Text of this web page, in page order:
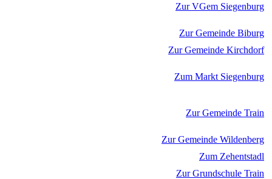
Zur VGem Siegenburg
Zur Gemeinde Biburg
Zur Gemeinde Kirchdorf
Zum Markt Siegenburg
Zur Gemeinde Train
Zur Gemeinde Wildenberg
Zum Zehentstadl
Zur Grundschule Train